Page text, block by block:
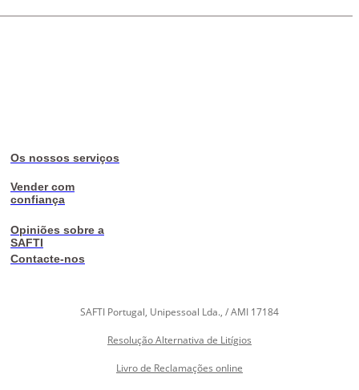
Os nossos serviços
Vender com
confiança
Opiniões sobre a
SAFTI
Contacte-nos
SAFTI Portugal, Unipessoal Lda., / AMI 17184
Resolução Alternativa de Litígios
Livro de Reclamações online